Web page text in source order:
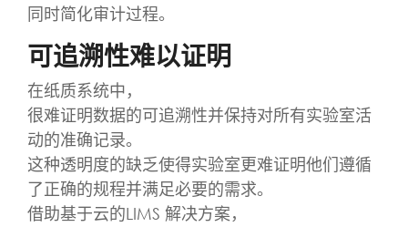
同时简化审计过程。
可追溯性难以证明
在纸质系统中，
很难证明数据的可追溯性并保持对所有实验室活
动的准确记录。
这种透明度的缺乏使得实验室更难证明他们遵循
了正确的规程并满足必要的需求。
借助基于云的LIMS 解决方案，